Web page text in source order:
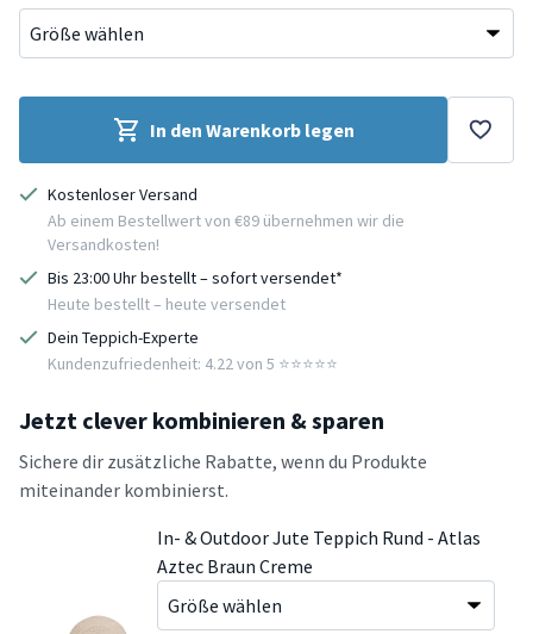
In den Warenkorb legen
Kostenloser Versand
Ab einem Bestellwert von €89 übernehmen wir die
Versandkosten!
Bis 23:00 Uhr bestellt – sofort versendet*
Heute bestellt – heute versendet
Dein Teppich-Experte
Kundenzufriedenheit: 4.22 von 5 ⭐️⭐️⭐️⭐️⭐️
Jetzt clever kombinieren & sparen
Sichere dir zusätzliche Rabatte, wenn du Produkte
miteinander kombinierst.
In- & Outdoor Jute Teppich Rund - Atlas
Aztec Braun Creme